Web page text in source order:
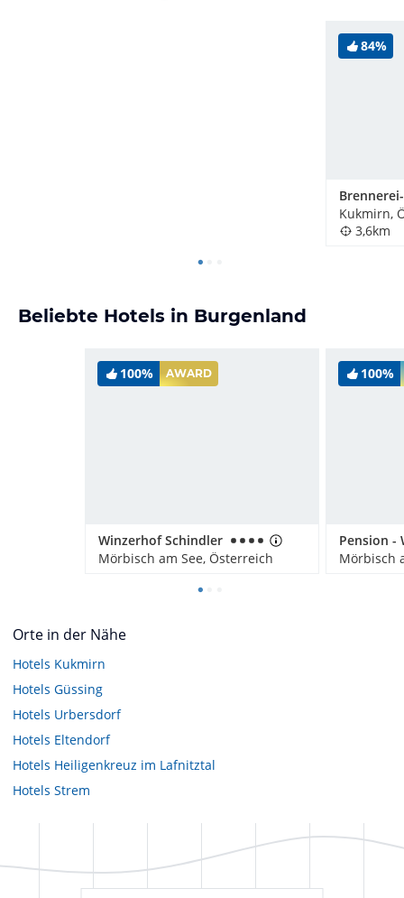
84%
Kukmirn,
3,6km
Beliebte Hotels in Burgenland
100% AWARD
Winzerhof Schindler
Mörbisch am See, Österreich
100%
Mörbisch
Orte in der Nähe
Hotels Kukmirn
Hotels Güssing
Hotels Urbersdorf
Hotels Eltendorf
Hotels Heiligenkreuz im Lafnitztal
Hotels Strem